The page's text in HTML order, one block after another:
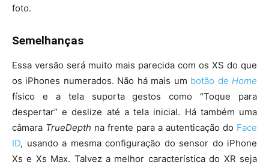
foto.
Semelhanças
Essa versão será muito mais parecida com os XS do que
os iPhones numerados. Não há mais um botão deHome
físico e a tela suporta gestos como “Toque para
despertar” e deslize até a tela inicial. Há também uma
câmara TrueDepth na frente para a autenticação do Face
ID, usando a mesma configuração do sensor do iPhone
Xs e Xs Max. Talvez a melhor característica do XR seja